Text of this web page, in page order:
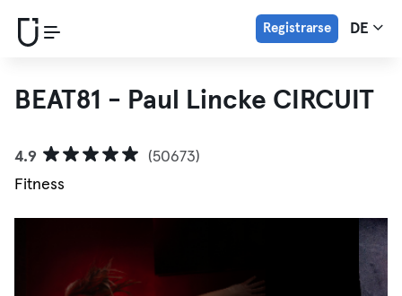
Registrarse DE
BEAT81 - Paul Lincke CIRCUIT
4.9
(50673)
Fitness